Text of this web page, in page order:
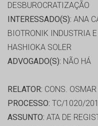
DESBUROCRATIZAÇÃO
INTERESSADO(S): ANA
BIOTRONIK INDUSTRIA
HASHIOKA SOLER
ADVOGADO(S): NÃO HÁ
RELATOR: CONS.
PROCESSO: TC/1020/
ASSUNTO: ATA DE